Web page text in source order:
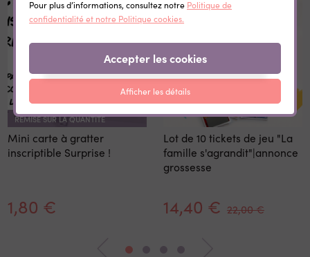
REMISE SUR LA QUANTITÉ
Mini carte à gratter
inscriptible Surprise !
1,80 €
Lot de 10 tickets de jeu "La
famille s'agrandit"|annonce
grossesse
14,40 € 22,00 €
Pour plus d’informations, consultez notre Politique de
confidentialité et notre Politique cookies.
Accepter les cookies
Afficher les détails